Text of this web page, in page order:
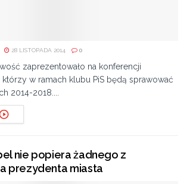
28 LISTOPADA 2014 0
zaprezentowało na konferencji
w ramach klubu PiS będą sprawować
2014-2018....
nie popiera żadnego z
prezydenta miasta